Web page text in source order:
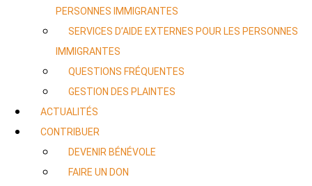
PERSONNES IMMIGRANTES
SERVICES D’AIDE EXTERNES POUR LES PERSONNES
IMMIGRANTES
QUESTIONS FRÉQUENTES
GESTION DES PLAINTES
ACTUALITÉS
CONTRIBUER
DEVENIR BÉNÉVOLE
FAIRE UN DON